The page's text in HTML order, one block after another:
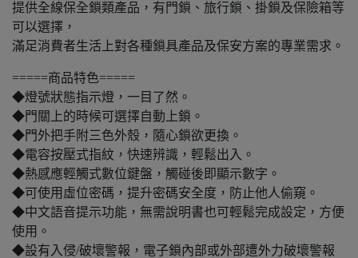
提供全線保全鎖類產品，有門鎖、旅行鎖、掛鎖及保險箱等
可以選擇，
滿足消費者生活上對各種鎖具產品及保安方案的專業需求。
=====商品特色=====
◆燈號狀態指示燈，一目了然。
◆門關上的時候可選擇自動上鎖。
◆門外把手附三色外殼，隨心鎖欲更換。
◆電容按壓式指紋，快速辨識，輕鬆出入。
◆熱感應輕觸式數位鍵盤，觸碰後即顯示數字。
◆可使用虛位密碼，提升密碼安全度，防止他人偷窺。
◆中文語音提示功能，無需說明書也可輕鬆完成設定，方便
使用。
◆設有入侵/破壞警報，電子鎖內部或外部遭外力破壞警報